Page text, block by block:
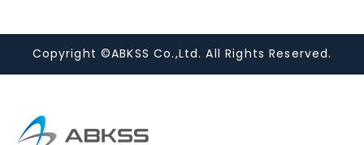
なくなる場合がございます。
1. メール/お電話による商品のご案内・ご提案
3. 商品・サービスの正確な提供
Copyright ©ABKSS Co.,Ltd. All Rights Reserved.